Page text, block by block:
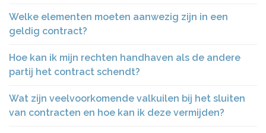
Welke elementen moeten aanwezig zijn in een
geldig contract?
Hoe kan ik mijn rechten handhaven als de andere
partij het contract schendt?
Wat zijn veelvoorkomende valkuilen bij het sluiten
van contracten en hoe kan ik deze vermijden?